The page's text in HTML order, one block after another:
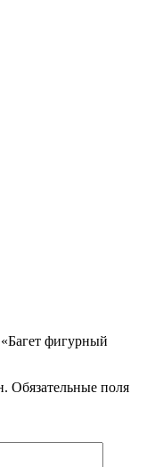
фигурный
Обязательные поля